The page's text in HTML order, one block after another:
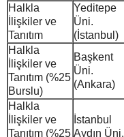
Halkla
İlişkiler ve
Tanıtım
Yeditepe
Üni.
(İstanbul)
Halkla
İlişkiler ve
Tanıtım (%25
Burslu)
Başkent
Üni.
(Ankara)
Halkla
İlişkiler ve
Tanıtım (%25
İstanbul
Aydın Üni.